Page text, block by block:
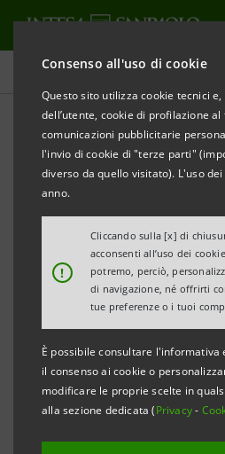
Consenso all'uso di cookie
Questo sito utilizza cookie tecnici
dell’utente, cookie di profilazione
comunicazioni pubblicitarie
l'invio di cookie di "terze parti"
diverso da quello visitato). L'uso
anno.
!
Cliccando sulla [x] di
acconsenti all’uso dei
potremo, perciò,
di navigazione, né offrirti
tue preferenze o i tuoi
È possibile consultare l'informativa
il consenso ai cookie o
modificare le proprie scelte in
alla sezione dedicata (Privacy-
Tutti i progetti
CULTURA
Mario
alle Gallerie